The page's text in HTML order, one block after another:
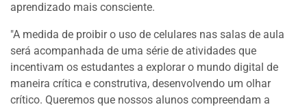
aprendizado mais consciente.
"A medida de proibir o uso de celulares nas salas de aula
será acompanhada de uma série de atividades que
incentivam os estudantes a explorar o mundo digital de
maneira crítica e construtiva, desenvolvendo um olhar
crítico. Queremos que nossos alunos compreendam a